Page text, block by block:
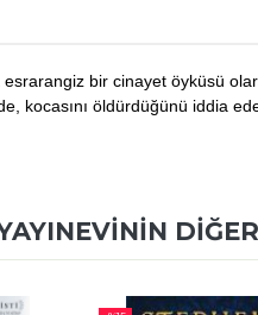
bir cinayet öyküsü
kocasını öldürdüğünü iddia